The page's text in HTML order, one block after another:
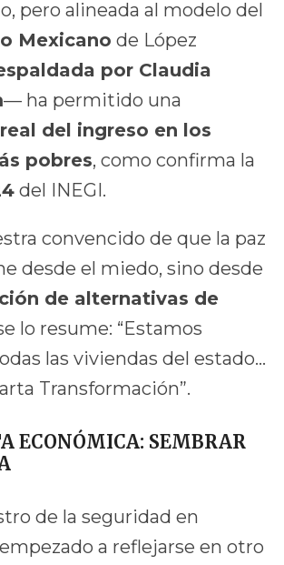
pero alineada al modelo del
Mexicano de López
por Claudia
— ha permitido una
del ingreso en los
pobres, como confirma la
del INEGI.
convencido de que la paz
desde el miedo, sino desde
de alternativas de
lo resume: “Estamos
las viviendas del estado…
Transformación”.
ECONÓMICA: SEMBRAR
de la seguridad en
a reflejarse en otro